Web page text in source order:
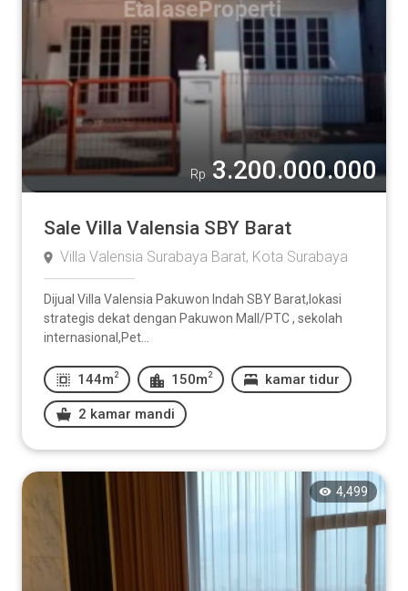
Rp 3.200.000.000
Sale Villa Valensia SBY Barat
Villa Valensia Surabaya Barat, Kota Surabaya
Dijual Villa Valensia Pakuwon Indah SBY Barat,lokasi
strategis dekat dengan Pakuwon Mall/PTC , sekolah
internasional,Pet...
144m 2 150m 2 kamar tidur
2 kamar mandi
4,499